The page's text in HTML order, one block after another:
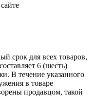
срок для всех товаров,
6 (шесть)
В течение указанного
в товаре
продавцом, такой